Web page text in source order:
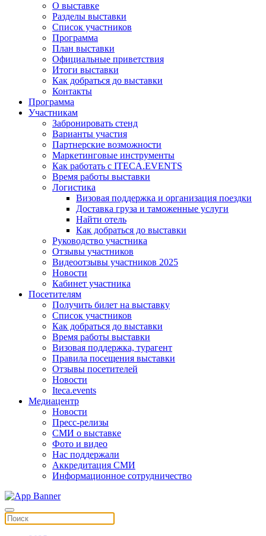
О выставке
Разделы выставки
Список участников
Программа
План выставки
Официальные приветствия
Итоги выставки
Как добраться до выставки
Контакты
Программа
Участникам
Забронировать стенд
Варианты участия
Партнерские возможности
Маркетинговые инструменты
Как работать с ITECA.EVENTS
Время работы выставки
Логистика
Визовая поддержка и организация поездки
Доставка груза и таможенные услуги
Найти отель
Как добраться до выставки
Руководство участника
Отзывы участников
Видеоотзывы участников 2025
Новости
Кабинет участника
Посетителям
Получить билет на выставку
Список участников
Как добраться до выставки
Время работы выставки
Визовая поддержка, турагент
Правила посещения выставки
Отзывы посетителей
Новости
Iteca.events
Медиацентр
Новости
Пресс-релизы
СМИ о выставке
Фото и видео
Нас поддержали
Аккредитация СМИ
Информационное сотрудничество